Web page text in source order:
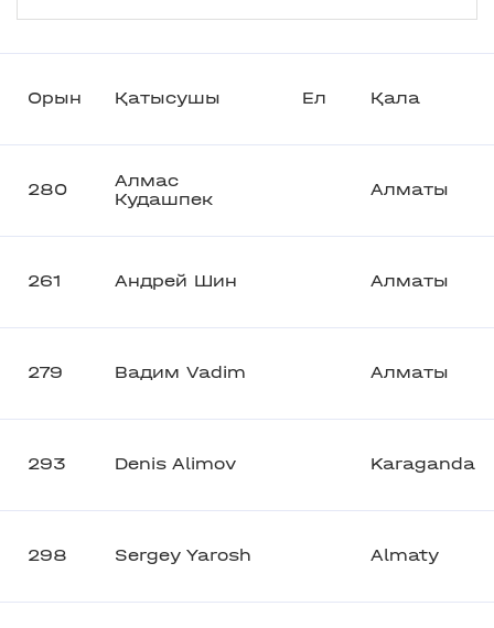
Орын Қатысушы Ел Қала
280
Алмас
Кудашпек
Алматы
261 Андрей Шин Алматы
279 Вадим Vadim Алматы
293 Denis Alimov Karaganda
298 Sergey Yarosh Almaty